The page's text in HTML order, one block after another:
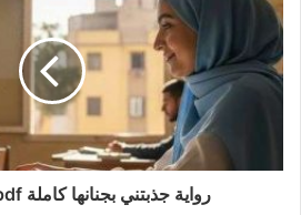
رواية جذبتني بجنانها كاملة pdf تحميل 2026